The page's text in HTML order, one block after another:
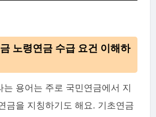
노령연금 수급 요건 이해하
는 용어는 주로 국민연금에서 지
금을 지칭하기도 해요. 기초연금